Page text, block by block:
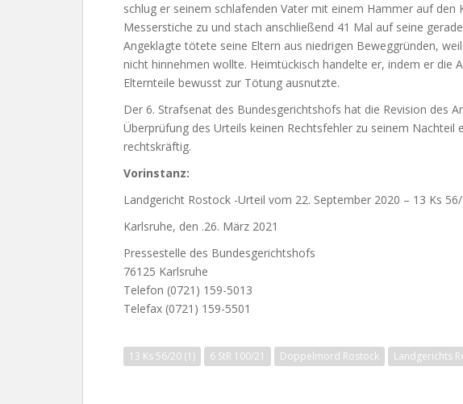
schlug er seinem schlafenden Vater mit einem Hammer auf den
Messerstiche zu und stach anschließend 41 Mal auf seine
Angeklagte tötete seine Eltern aus niedrigen Beweggründen,
nicht hinnehmen wollte. Heimtückisch handelte er, indem er die
Elternteile bewusst zur Tötung ausnutzte.
Der 6. Strafsenat des Bundesgerichtshofs hat die Revision des
Überprüfung des Urteils keinen Rechtsfehler zu seinem Nachteil
rechtskräftig.
Vorinstanz:
Landgericht Rostock -Urteil vom 22. September 2020 – 13 Ks
Karlsruhe, den .26. März 2021
Pressestelle des Bundesgerichtshofs
76125 Karlsruhe
Telefon (0721) 159-5013
Telefax (0721) 159-5501
13 Ks 56/20 (1) 6 StR 100/21 Doppelmord Rostock Landgerichts